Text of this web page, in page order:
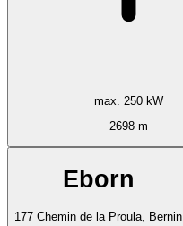
max. 250 kW
2698 m
Eborn
177 Chemin de la Proula, Bernin